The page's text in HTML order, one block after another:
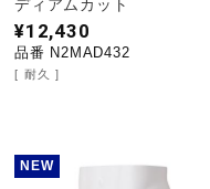
ディアムカット
¥12,430
品番 N2MAD432
耐久
NEW